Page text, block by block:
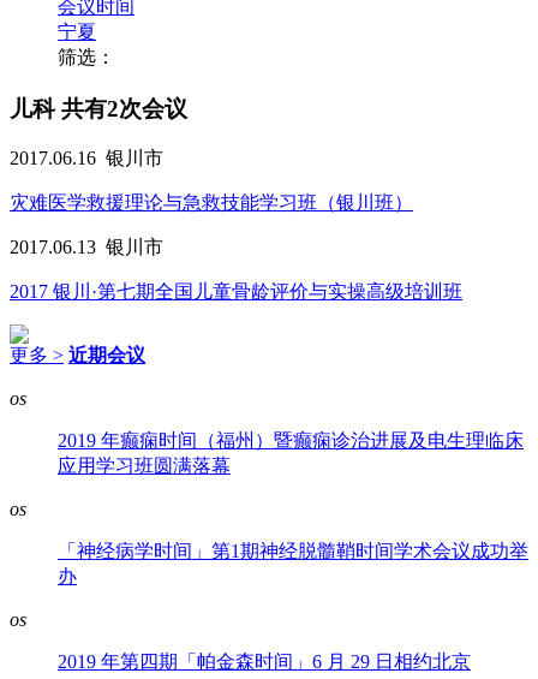
会议时间
宁夏
筛选：
儿科共有2次会议
2017.06.16 银川市
灾难医学救援理论与急救技能学习班（银川班）
2017.06.13 银川市
2017 银川·第七期全国儿童骨龄评价与实操高级培训班
更多 > 近期会议
os
2019 年癫痫时间（福州）暨癫痫诊治进展及电生理临床
应用学习班圆满落幕
os
「神经病学时间」第1期神经脱髓鞘时间学术会议成功举
办
os
2019 年第四期「帕金森时间」6 月 29 日相约北京